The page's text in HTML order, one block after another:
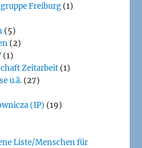
Freiburg(1)
(5)
(2)
(1)
Zeitarbeit(1)
u.ä. (27)
(IP) (19)
Liste/Menschen für